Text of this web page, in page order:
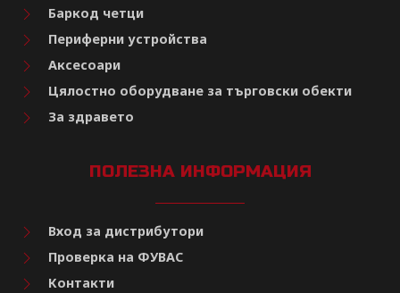
Баркод четци
Периферни устройства
Аксесоари
Цялостно оборудване за търговски обекти
За здравето
ПОЛЕЗНА ИНФОРМАЦИЯ
Вход за дистрибутори
Проверка на ФУВАС
Контакти